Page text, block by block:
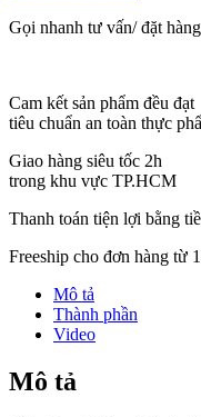
Gọi nhanh tư vấn/ đặt
Cam kết sản phẩm đều đạt
tiêu chuẩn an toàn thực
Giao hàng siêu tốc 2h
trong khu vực TP.HCM
Thanh toán tiện lợi bằng
Freeship cho đơn hàng từ
Mô tả
Thành phần
Video
Mô tả